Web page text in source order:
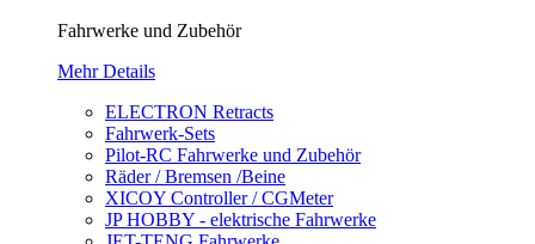
Fahrwerke und Zubehör
Mehr Details
ELECTRON Retracts
Fahrwerk-Sets
Pilot-RC Fahrwerke und Zubehör
Räder / Bremsen /Beine
XICOY Controller / CGMeter
JP HOBBY - elektrische Fahrwerke